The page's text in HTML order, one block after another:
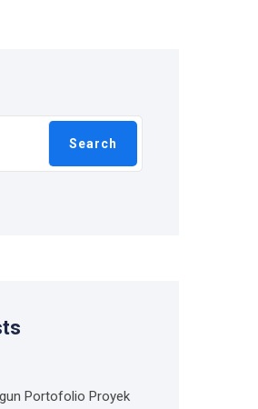
Search
Portofolio Proyek